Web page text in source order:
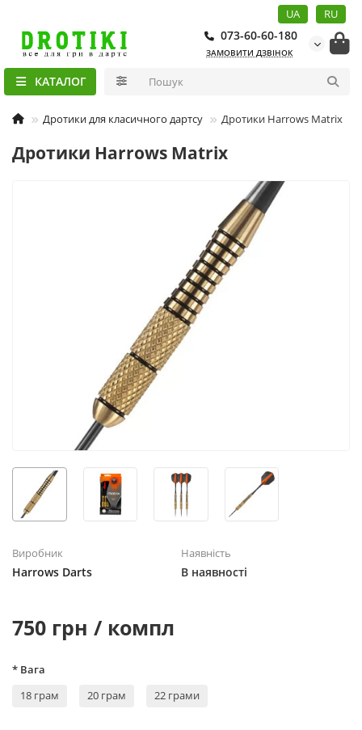
UA RU
073-60-60-180
ЗАМОВИТИ ДЗВІНОК
КАТАЛОГ
Дротики для класичного дартсу Дротики Harrows Matrix
Дротики Harrows Matrix
Виробник
Harrows Darts
Наявність
В наявності
750 грн / компл
* Вага
18 грам 20 грам 22 грами